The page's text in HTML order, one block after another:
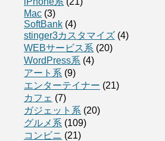
Mac (3)
SoftBank (4)
stinger3カスタマイズ (4)
WEBサービス系 (20)
WordPress系 (4)
アート系 (9)
エンターテイナー (21)
カフェ (7)
ガジェット系 (20)
グルメ系 (109)
コンビニ (21)